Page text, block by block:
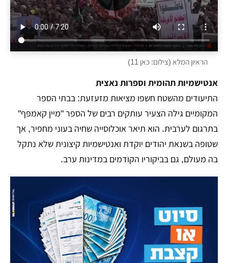
הראיון המלא (צילום: כאן 11)
אנטישמיות תהומית וספרות נאצית
התיעודים מהשטח חשפו מציאות מזעזעת: בבתי הספר
המקומיים גילה הצעיר עותקים רבים של הספר "מיין קאמפף"
בתרגום לערבית. הוא תיאר אוכלוסייה שחיה בעוני מחפיר, אך
שטופה בשנאת יהודים יוקדת ואנטישמיות קיצונית שלא נתקל
בה מעולם, גם בביקוריו הקודמים במדינות ערב.